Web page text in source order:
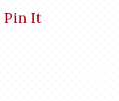
Pin It